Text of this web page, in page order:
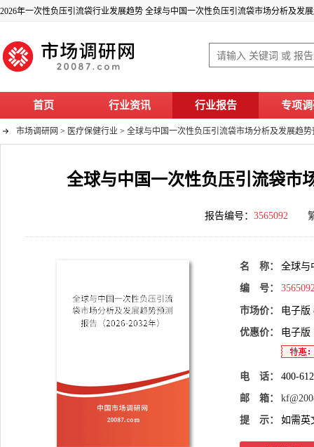
首页 行业资讯 行业报告 专项
市场调研网 > 医疗保健行业 > 全球与中国一次性负压引流袋市场分析及发展趋势
全球与中国一次性负压引流袋市
报告编号： 3565092
名 称： 全球与
编 号：
市场价： 电子版
优惠价： 电子版
电 话： 400-
邮 箱：
提 示： 如需英